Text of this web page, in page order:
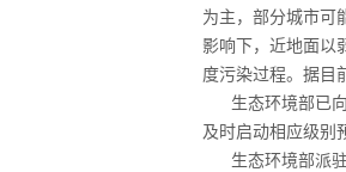
为主，部分城市可
影响下，近地面以
度污染过程。据目
生态环境部已向
及时启动相应级别
生态环境部派驻